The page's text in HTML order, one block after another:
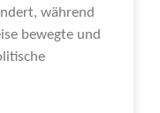
während
bewegte und